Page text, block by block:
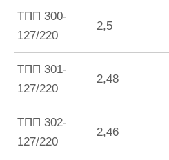
ТПП 300-
127/220
2,5
ТПП 301-
127/220
2,48
ТПП 302-
127/220
2,46